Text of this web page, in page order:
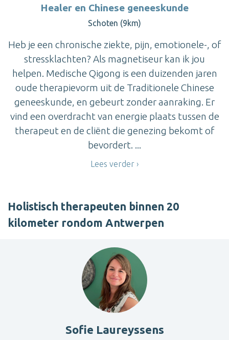
Healer en Chinese geneeskunde
Schoten (9km)
Heb je een chronische ziekte, pijn, emotionele-, of
stressklachten? Als magnetiseur kan ik jou
helpen. Medische Qigong is een duizenden jaren
oude therapievorm uit de Traditionele Chinese
geneeskunde, en gebeurt zonder aanraking. Er
vind een overdracht van energie plaats tussen de
therapeut en de cliënt die genezing bekomt of
bevordert. ...
Lees verder
Holistisch therapeuten binnen 20
kilometer rondom Antwerpen
Sofie Laureyssens